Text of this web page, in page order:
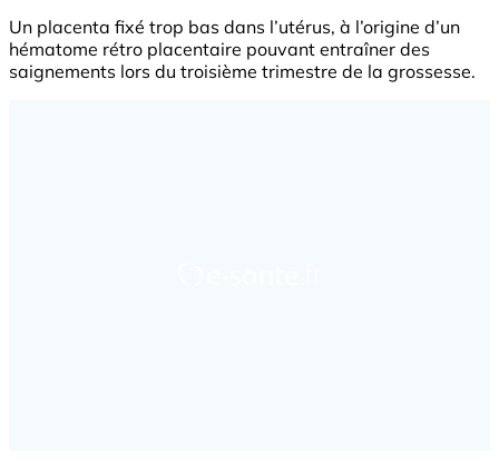
Un placenta fixé trop bas dans l’utérus, à l’origine d’un
hématome rétro placentaire pouvant entraîner des
saignements lors du troisième trimestre de la grossesse.